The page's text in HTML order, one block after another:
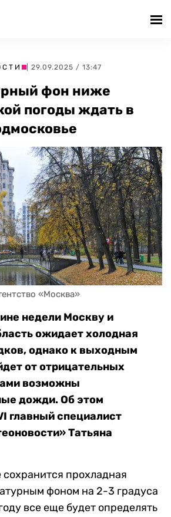
| 29.09.2025 / 13:47
фон ниже
погоды ждать в
«Москва»
недели Москву и
ожидает холодная
однако к выходным
от отрицательных
возможны
дожди. Об этом
главный специалист
Татьяна
прохладная
фоном на 2-3 градуса
все еще будет определять